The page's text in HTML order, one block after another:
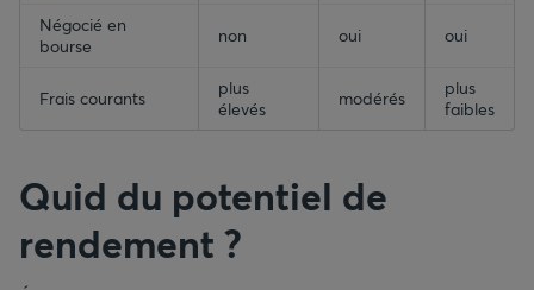
Négocié en
bourse
non oui oui
Frais courants
plus
élevés
modérés
plus
faibles
Quid du potentiel de
rendement ?